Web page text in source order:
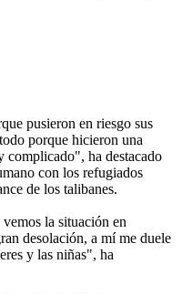
pusieron en riesgo sus
porque hicieron una
complicado", ha destacado
con los refugiados
de los talibanes.
la situación en
desolación, a mí me duele
y las niñas", ha